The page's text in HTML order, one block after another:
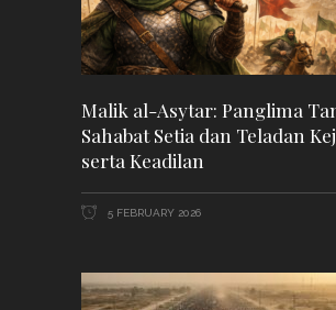
Malik al-Asytar: Panglima
Sahabat Setia dan Teladan
serta Keadilan
5 FEBRUARY 2026